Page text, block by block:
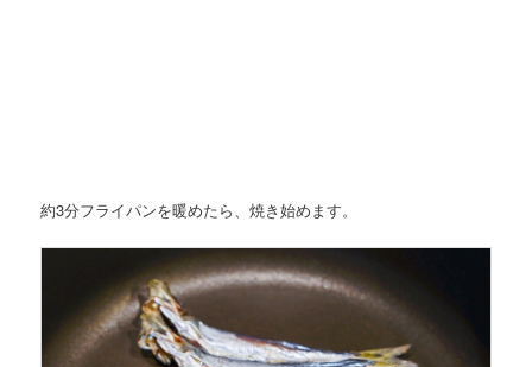
約3分フライパンを暖めたら、焼き始めます。